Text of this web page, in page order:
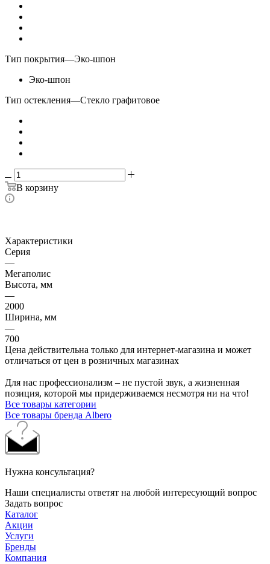
Тип покрытия—Эко-шпон
Эко-шпон
Тип остекления—Стекло графитовое
В корзину
Характеристики
Серия
—
Мегаполис
Высота, мм
—
2000
Ширина, мм
—
700
Цена действительна только для интернет-магазина и может
отличаться от цен в розничных магазинах
Для нас профессионализм – не пустой звук, а жизненная
позиция, которой мы придерживаемся несмотря ни на что!
Все товары категории
Все товары бренда Albero
Нужна консультация?
Наши специалисты ответят на любой интересующий вопрос
Задать вопрос
Каталог
Акции
Услуги
Бренды
Компания